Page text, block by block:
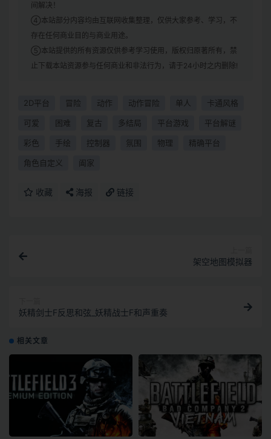
间解决！
④本站部分内容均由互联网收集整理，仅供大家参考、学习，不
存在任何商业目的与商业用途。
⑤本站提供的所有资源仅供参考学习使用，版权归原著所有，禁
止下载本站资源参与任何商业和非法行为，请于24小时之内删除!
2D平台 冒险 动作 动作冒险 单人 卡通风格
可爱 困难 复古 多结局 平台游戏 平台解谜
彩色 手绘 控制器 氛围 物理 精确平台
角色自定义 阖家
收藏 海报 链接
架空地图模拟器
妖精剑士F反思和弦_妖精战士F和声重奏
相关文章